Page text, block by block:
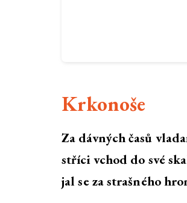
Krkonoše
Za dávných časů
stříci vchod do své
jal se za strašného